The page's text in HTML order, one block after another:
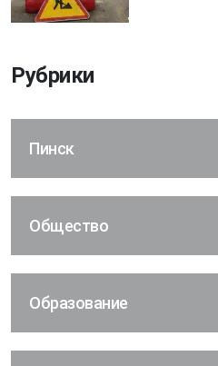
Рубрики
Пинск
Общество
Образование